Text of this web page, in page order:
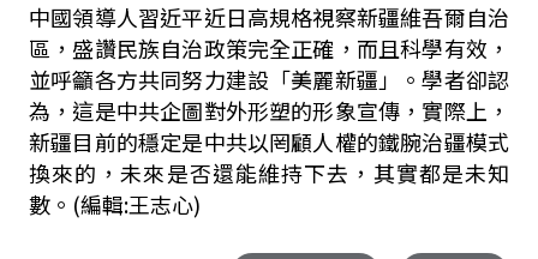
中國領導人習近平近日高規格視察新疆維吾爾自治
區，盛讚民族自治政策完全正確，而且科學有效，
並呼籲各方共同努力建設「美麗新疆」。學者卻認
為，這是中共企圖對外形塑的形象宣傳，實際上，
新疆目前的穩定是中共以罔顧人權的鐵腕治疆模式
換來的，未來是否還能維持下去，其實都是未知
數。(編輯:王志心)